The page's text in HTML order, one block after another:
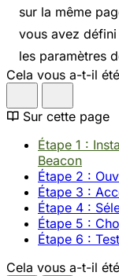
sur la même
vous avez
les paramètres
Cela vous a-t-il
Sur cette page
Étape 1 :
Beacon
Étape 2 :
Étape 3 :
Étape 4 :
Étape 5 :
Étape 6 :
Cela vous a-t-il